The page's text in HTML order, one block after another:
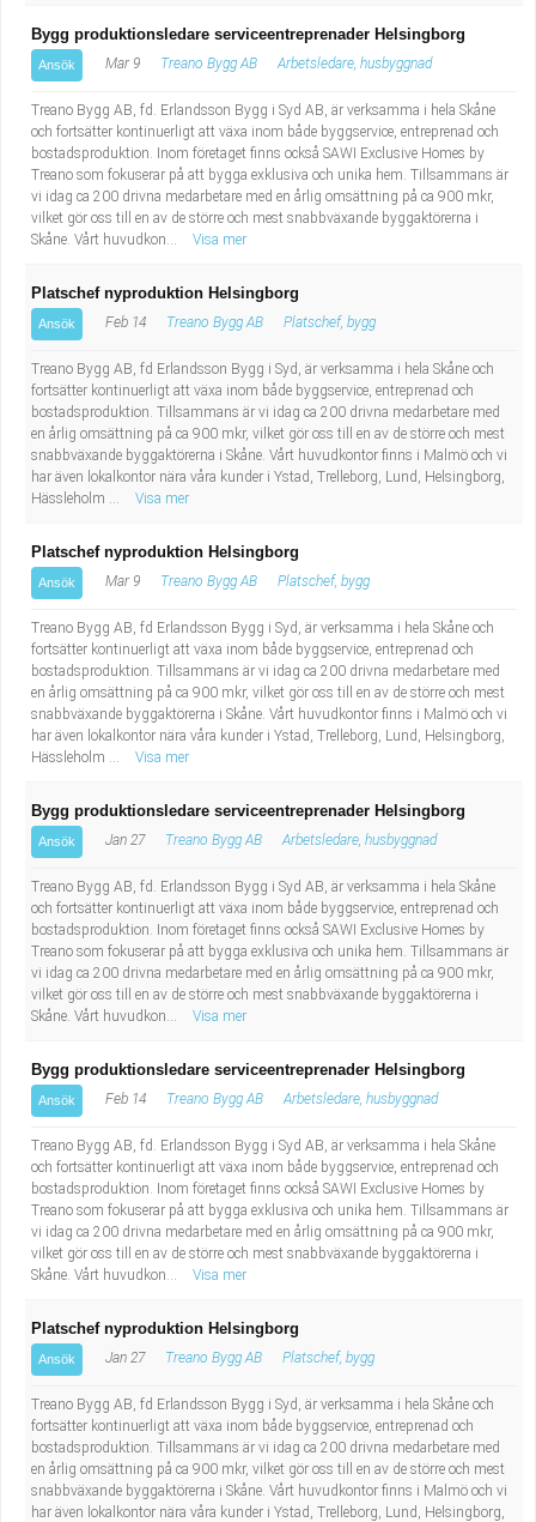
Bygg produktionsledare serviceentreprenader Helsingborg
Ansök Mar 9 Treano Bygg AB Arbetsledare, husbyggnad
Treano Bygg AB, fd. Erlandsson Bygg i Syd AB, är verksamma i hela Skåne
och fortsätter kontinuerligt att växa inom både byggservice, entreprenad och
bostadsproduktion. Inom företaget finns också SAWI Exclusive Homes by
Treano som fokuserar på att bygga exklusiva och unika hem. Tillsammans är
vi idag ca 200 drivna medarbetare med en årlig omsättning på ca 900 mkr,
vilket gör oss till en av de större och mest snabbväxande byggaktörerna i
Skåne. Vårt huvudkon...
Visa mer
Platschef nyproduktion Helsingborg
Ansök Feb 14 Treano Bygg AB Platschef, bygg
Treano Bygg AB, fd Erlandsson Bygg i Syd, är verksamma i hela Skåne och
fortsätter kontinuerligt att växa inom både byggservice, entreprenad och
bostadsproduktion. Tillsammans är vi idag ca 200 drivna medarbetare med
en årlig omsättning på ca 900 mkr, vilket gör oss till en av de större och mest
snabbväxande byggaktörerna i Skåne. Vårt huvudkontor finns i Malmö och vi
har även lokalkontor nära våra kunder i Ystad, Trelleborg, Lund, Helsingborg,
Hässleholm ...
Visa mer
Platschef nyproduktion Helsingborg
Ansök Mar 9 Treano Bygg AB Platschef, bygg
Treano Bygg AB, fd Erlandsson Bygg i Syd, är verksamma i hela Skåne och
fortsätter kontinuerligt att växa inom både byggservice, entreprenad och
bostadsproduktion. Tillsammans är vi idag ca 200 drivna medarbetare med
en årlig omsättning på ca 900 mkr, vilket gör oss till en av de större och mest
snabbväxande byggaktörerna i Skåne. Vårt huvudkontor finns i Malmö och vi
har även lokalkontor nära våra kunder i Ystad, Trelleborg, Lund, Helsingborg,
Hässleholm ...
Visa mer
Bygg produktionsledare serviceentreprenader Helsingborg
Ansök Jan 27 Treano Bygg AB Arbetsledare, husbyggnad
Treano Bygg AB, fd. Erlandsson Bygg i Syd AB, är verksamma i hela Skåne
och fortsätter kontinuerligt att växa inom både byggservice, entreprenad och
bostadsproduktion. Inom företaget finns också SAWI Exclusive Homes by
Treano som fokuserar på att bygga exklusiva och unika hem. Tillsammans är
vi idag ca 200 drivna medarbetare med en årlig omsättning på ca 900 mkr,
vilket gör oss till en av de större och mest snabbväxande byggaktörerna i
Skåne. Vårt huvudkon...
Visa mer
Bygg produktionsledare serviceentreprenader Helsingborg
Ansök Feb 14 Treano Bygg AB Arbetsledare, husbyggnad
Treano Bygg AB, fd. Erlandsson Bygg i Syd AB, är verksamma i hela Skåne
och fortsätter kontinuerligt att växa inom både byggservice, entreprenad och
bostadsproduktion. Inom företaget finns också SAWI Exclusive Homes by
Treano som fokuserar på att bygga exklusiva och unika hem. Tillsammans är
vi idag ca 200 drivna medarbetare med en årlig omsättning på ca 900 mkr,
vilket gör oss till en av de större och mest snabbväxande byggaktörerna i
Skåne. Vårt huvudkon...
Visa mer
Platschef nyproduktion Helsingborg
Ansök Jan 27 Treano Bygg AB Platschef, bygg
Treano Bygg AB, fd Erlandsson Bygg i Syd, är verksamma i hela Skåne och
fortsätter kontinuerligt att växa inom både byggservice, entreprenad och
bostadsproduktion. Tillsammans är vi idag ca 200 drivna medarbetare med
en årlig omsättning på ca 900 mkr, vilket gör oss till en av de större och mest
snabbväxande byggaktörerna i Skåne. Vårt huvudkontor finns i Malmö och vi
har även lokalkontor nära våra kunder i Ystad, Trelleborg, Lund, Helsingborg,